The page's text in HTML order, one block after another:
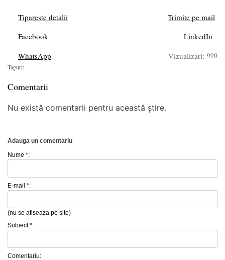
Tipareste detalii
Trimite pe mail
Facebook
LinkedIn
WhatsApp
Vizualizari: 990
Taguri:
Comentarii
Nu există comentarii pentru această știre.
Adauga un comentariu
Nume *:
E-mail *:
(nu se afiseaza pe site)
Subiect *:
Comentariu: